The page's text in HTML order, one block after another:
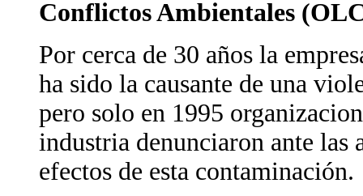
Conflictos Ambientales
Por cerca de 30 años la
ha sido la causante de una
pero solo en 1995
industria denunciaron ante las
efectos de esta contaminación.